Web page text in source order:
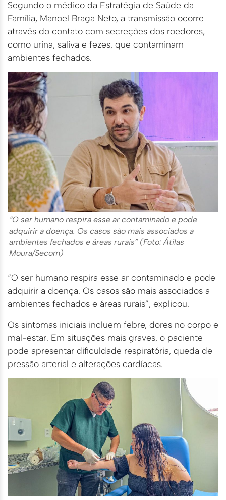
Segundo o médico da Estratégia de Saúde da
Família, Manoel Braga Neto, a transmissão ocorre
através do contato com secreções dos roedores,
como urina, saliva e fezes, que contaminam
ambientes fechados.
“O ser humano respira esse ar contaminado e pode
adquirir a doença. Os casos são mais associados a
ambientes fechados e áreas rurais” (Foto: Átilas
Moura/Secom)
“O ser humano respira esse ar contaminado e pode
adquirir a doença. Os casos são mais associados a
ambientes fechados e áreas rurais”, explicou.
Os sintomas iniciais incluem febre, dores no corpo e
mal-estar. Em situações mais graves, o paciente
pode apresentar dificuldade respiratória, queda de
pressão arterial e alterações cardíacas.